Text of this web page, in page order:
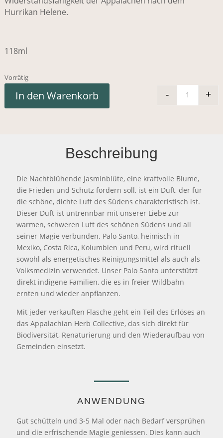
Hurrikan Helene.
118ml
Vorrätig
Anima
- +
In den Warenkorb
Beschreibung
Die Nachtblühende Jasminblüte, eine kraftvolle Blume,
die Frieden und Schutz fördern soll, ist ein Duft, der für
die schöne, dichte Luft des Südens charakteristisch ist.
Dieser Duft ist untrennbar mit unserer Liebe zur
warmen, schweren Luft des schönen Südens und all
seiner Magie verbunden. Palo Santo, heimisch in
Mexiko, Costa Rica, Kolumbien und Peru, wird rituell
sowohl als energetisches Reinigungsmittel als auch als
Volksmedizin verwendet. Unser Palo Santo unterstützt
direkt indigene Familien, die es in freier Wildbahn
ernten und wieder anpflanzen.
Mit jeder verkauften Flasche geht ein Teil des Erlöses an
das Appalachian Herb Collective, das sich direkt für
Biodiversität, Renaturierung und den Wiederaufbau von
Gemeinden einsetzt.
ANWENDUNG
Gut schütteln und 3-5 Mal oder nach Bedarf versprühen
und die erfrischende Magie geniessen. Dies kann auch